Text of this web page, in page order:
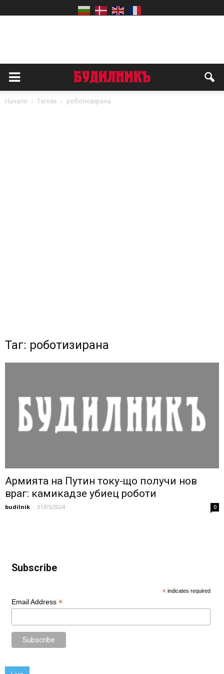
Начало Тагове роботизирана
Таг: роботизирана
Армията на Путин току-що получи нов
враг: камикадзе убиец роботи
budilnik - 31/05/2024 0
Subscribe
* indicates required
Email Address *